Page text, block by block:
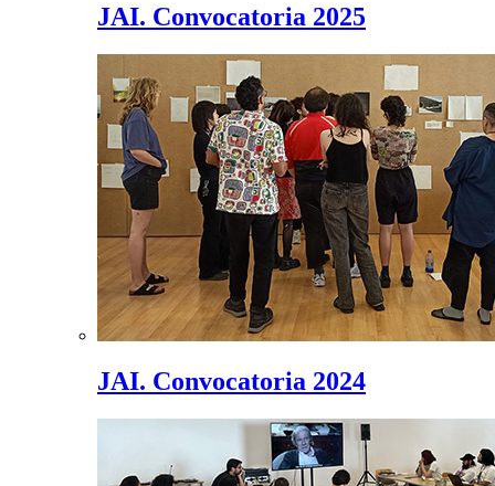
JAI. Convocatoria 2025
JAI. Convocatoria 2024